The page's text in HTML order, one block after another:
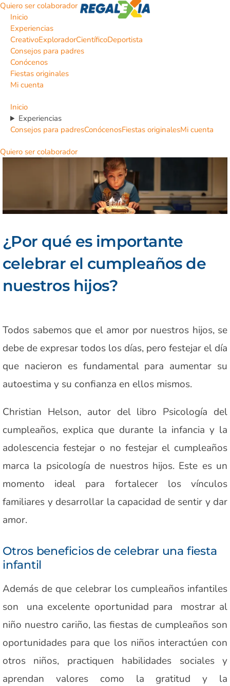
Quiero ser colaborador
Inicio
Experiencias
CreativoExploradorCientíficoDeportista
Consejos para padres
Conócenos
Fiestas originales
Mi cuenta
Inicio
Experiencias
Consejos para padresConócenosFiestas originalesMi cuenta
Quiero ser colaborador
¿Por qué es importante
celebrar el cumpleaños de
nuestros hijos?
Todos sabemos que el amor por nuestros hijos, se
debe de expresar todos los días, pero festejar el día
que nacieron es fundamental para aumentar su
autoestima y su confianza en ellos mismos.
Christian Helson, autor del libro Psicología del
cumpleaños, explica que durante la infancia y la
adolescencia festejar o no festejar el cumpleaños
marca la psicología de nuestros hijos. Este es un
momento ideal para fortalecer los vínculos
familiares y desarrollar la capacidad de sentir y dar
amor.
Otros beneficios de celebrar una fiesta
infantil
Además de que celebrar los cumpleaños infantiles
son una excelente oportunidad para mostrar al
niño nuestro cariño, las fiestas de cumpleaños son
oportunidades para que los niños interactúen con
otros niños, practiquen habilidades sociales y
aprendan valores como la gratitud y la